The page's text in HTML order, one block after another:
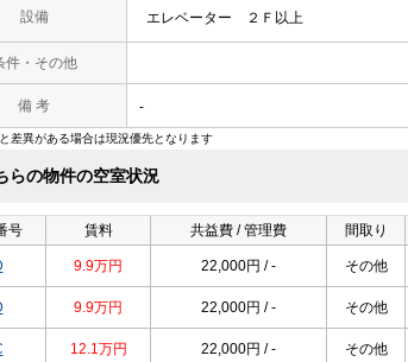
設備 エレベーター ２Ｆ以上
件・その他
備 考 -
差異がある場合は現況優先となります
らの物件の空室状況
号 賃料 共益費 / 管理費 間取り
9.9万円 22,000円 / - その他
9.9万円 22,000円 / - その他
12.1万円 22,000円 / - その他